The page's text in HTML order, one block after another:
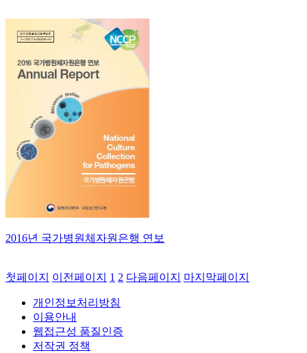
2016년 국가병원체자원은행 연보
첫페이지 이전페이지 1 2 다음페이지 마지막페이지
개인정보처리방침
이용안내
웹접근성 품질인증
저작권 정책